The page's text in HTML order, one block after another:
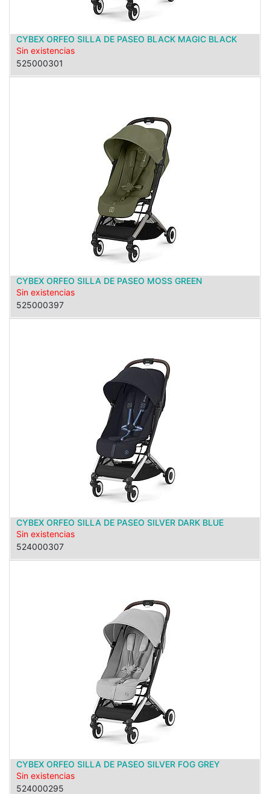
CYBEX ORFEO SILLA DE PASEO BLACK MAGIC BLACK
Sin existencias
525000301
CYBEX ORFEO SILLA DE PASEO MOSS GREEN
Sin existencias
525000397
CYBEX ORFEO SILLA DE PASEO SILVER DARK BLUE
Sin existencias
524000307
CYBEX ORFEO SILLA DE PASEO SILVER FOG GREY
Sin existencias
524000295